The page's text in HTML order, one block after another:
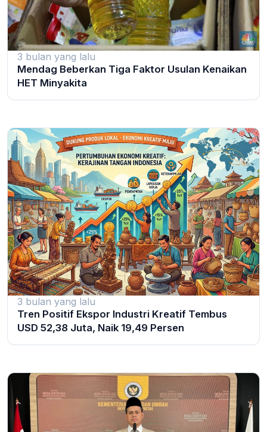
3 bulan yang lalu
Mendag Beberkan Tiga Faktor Usulan Kenaikan
HET Minyakita
3 bulan yang lalu
Tren Positif Ekspor Industri Kreatif Tembus
USD 52,38 Juta, Naik 19,49 Persen